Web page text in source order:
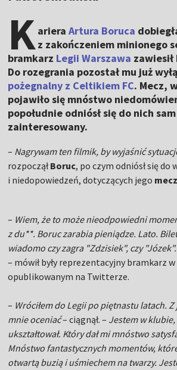
KarieraArtura Boruca
z zakończeniem minionego
bramkarz Legii Warszawa zawiesił
Do rozegrania pozostał mu już
pożegnalny z Celtikiem FC. Mecz,
pojawiło się mnóstwo
popołudnie odniósł się do nich sam
zainteresowany.
– Nagrywam ten filmik, by wyjaśnić
rozpocząłBoruc, po czym odniósł się
i niedopowiedzeń, dotyczących jego
– Wiem, że to może nieodpowiedni
z du**. Boruc zarabia pieniądze. Lato.
wiadomo czy zagra "Zdzisiek", czy
– mówił były reprezentacyjny bramkarz
opublikowanym na Twitterze.
– Wróciłem do Legii po piętnastu latach.
mnie oceniać– ciągnął. – Jestem w
ukształtował. Który dał mi mnóstwo
Mnóstwo fantastycznych momentów,
otwartą buzią i uśmiechem na twarzy.